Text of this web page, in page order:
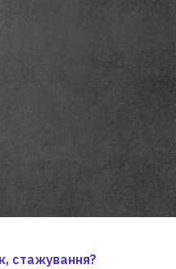
стажування?